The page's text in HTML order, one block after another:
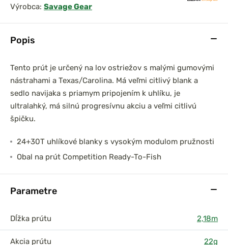
Popis
Tento prút je určený na lov ostriežov s malými gumovými
nástrahami a Texas/Carolina. Má veľmi citlivý blank a
sedlo navijaka s priamym pripojením k uhlíku, je
ultralahký, má silnú progresívnu akciu a veľmi citlivú
špičku.
24+30T uhlíkové blanky s vysokým modulom pružnosti
Obal na prút Competition Ready-To-Fish
Parametre
Dĺžka prútu 2,18m
Akcia prútu 22g
Výrobca: Savage Gear